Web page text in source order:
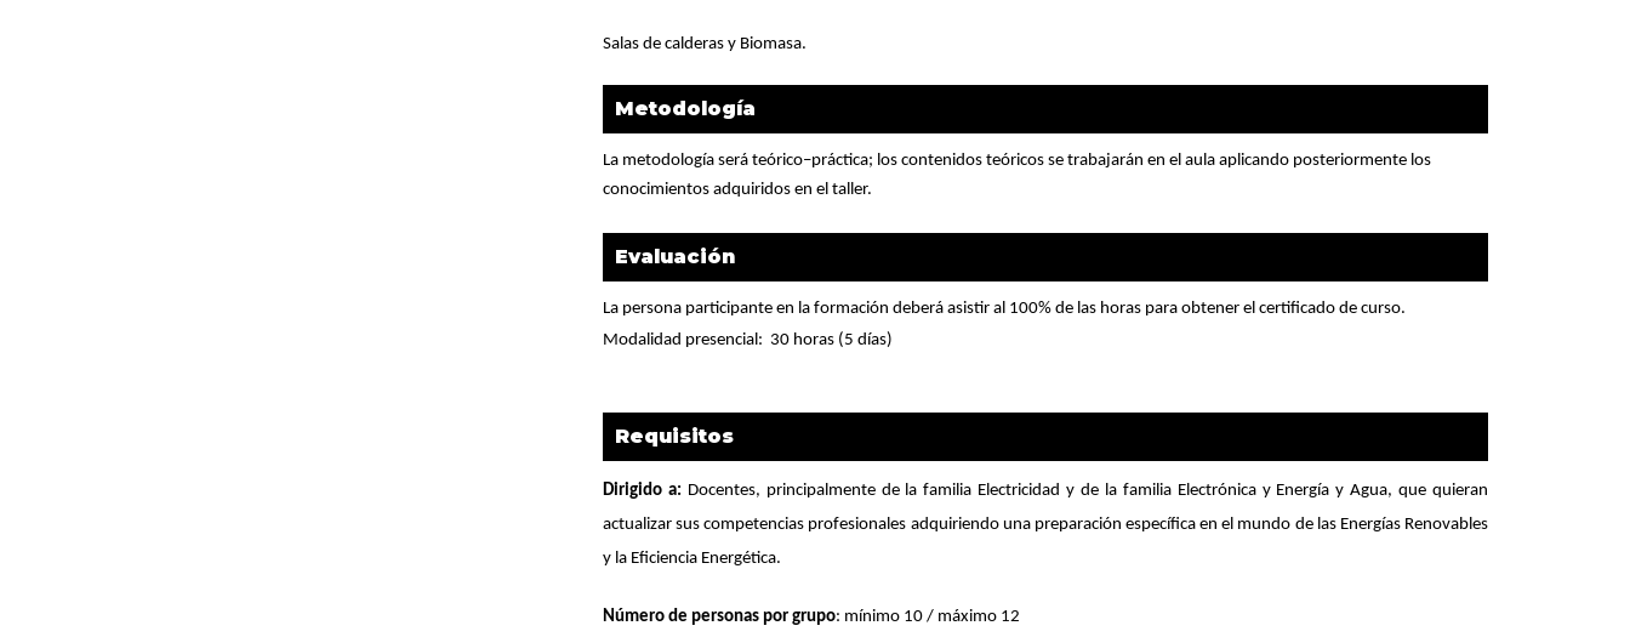
Salas de calderas y Biomasa.
Metodología
La metodología será teórico–práctica; los contenidos teóricos se trabajarán en el aula aplicando posteriormente los
conocimientos adquiridos en el taller.
Evaluación
La persona participante en la formación deberá asistir al 100% de las horas para obtener el certificado de curso.
Modalidad presencial: 30 horas (5 días)
Requisitos
Dirigido a: Docentes, principalmente de la familia Electricidad y de la familia Electrónica y Energía y Agua, que quieran
actualizar sus competencias profesionales adquiriendo una preparación específica en el mundo de las Energías Renovables
y la Eficiencia Energética.
Número de personas por grupo: mínimo 10 / máximo 12